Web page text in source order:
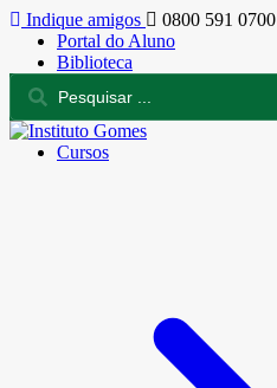
Indique amigos
0800 591 0700
Portal do Aluno
Biblioteca
Cursos